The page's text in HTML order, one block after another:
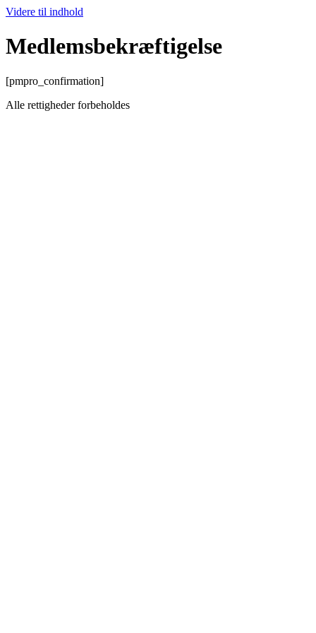
Videre til indhold
Medlemsbekræftigelse
[pmpro_confirmation]
Alle rettigheder forbeholdes